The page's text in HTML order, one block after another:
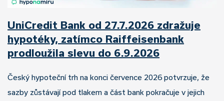
UniCredit Bank od 27.7.2026 zdražuje
hypotéky, zatímco Raiffeisenbank
prodloužila slevu do 6.9.2026
Český hypoteční trh na konci července 2026 potvrzuje, že
sazby zůstávají pod tlakem a část bank pokračuje v jejich